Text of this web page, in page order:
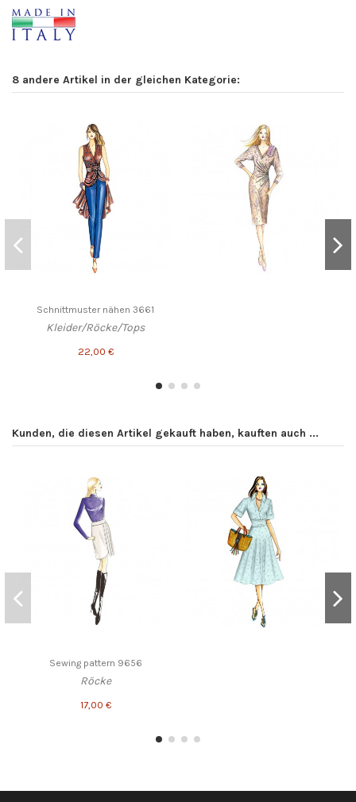
8 andere Artikel in der gleichen Kategorie:
Schnittmuster nähen 3661
Kleider/Röcke/Tops
22,00 €
Kunden, die diesen Artikel gekauft haben, kauften auch ...
Sewing pattern 9656
Röcke
17,00 €